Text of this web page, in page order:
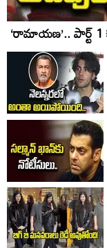
‘రామాయణ’.. పార్ట్‌ 1